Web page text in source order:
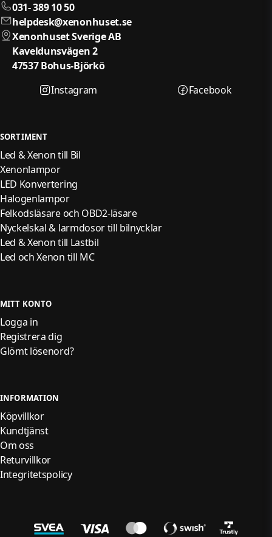
031- 389 10 50
helpdesk@xenonhuset.se
Xenonhuset Sverige AB
Kaveldunsvägen 2
47537 Bohus-Björkö
Instagram
Facebook
SORTIMENT
Led & Xenon till Bil
Xenonlampor
LED Konvertering
Halogenlampor
Felkodsläsare och OBD2-läsare
Nyckelskal & larmdosor till bilnycklar
Led & Xenon till Lastbil
Led och Xenon till MC
MITT KONTO
Logga in
Registrera dig
Glömt lösenord?
INFORMATION
Köpvillkor
Kundtjänst
Om oss
Returvillkor
Integritetspolicy